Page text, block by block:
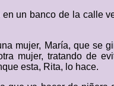
en un banco de la calle
mujer, María, que se
mujer, tratando de
esta, Rita, lo hace.